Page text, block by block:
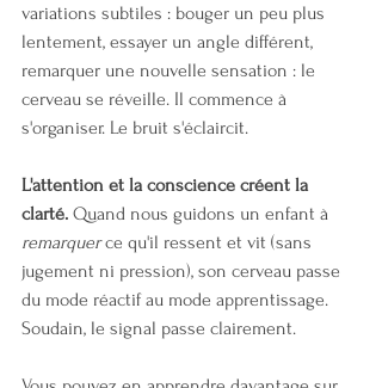
variations subtiles : bouger un peu plus
lentement, essayer un angle différent,
remarquer une nouvelle sensation : le
cerveau se réveille. Il commence à
s'organiser. Le bruit s'éclaircit.
L'attention et la conscience créent la
clarté. Quand nous guidons un enfant à
remarquer ce qu'il ressent et vit (sans
jugement ni pression), son cerveau passe
du mode réactif au mode apprentissage.
Soudain, le signal passe clairement.